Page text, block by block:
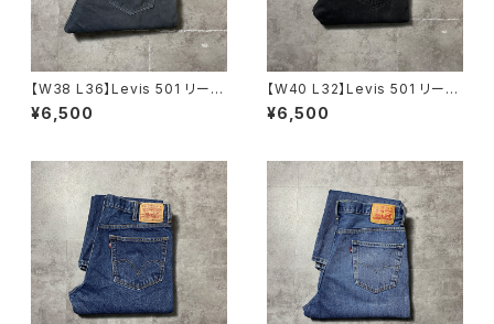
【W38 L36】Levis 501 リーバ
イス ボタンフライ ストレー
ト 後染めダークグレー ブラ
¥6,500
【W40 L32】Levis 501 リーバ
イス ボタンフライ ストレー
ト ブラックデニム ジーンズ
¥6,500